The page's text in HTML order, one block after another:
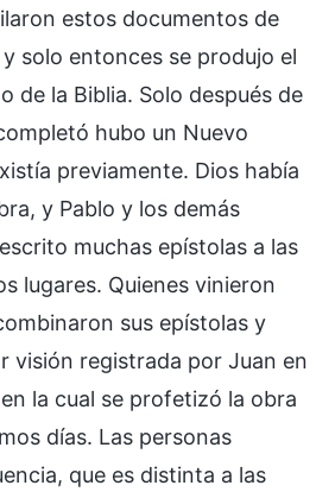
estos documentos de
solo entonces se produjo el
de la Biblia. Solo después de
hubo un Nuevo
previamente. Dios había
y Pablo y los demás
muchas epístolas a las
lugares. Quienes vinieron
sus epístolas y
visión registrada por Juan en
la cual se profetizó la obra
días. Las personas
que es distinta a las